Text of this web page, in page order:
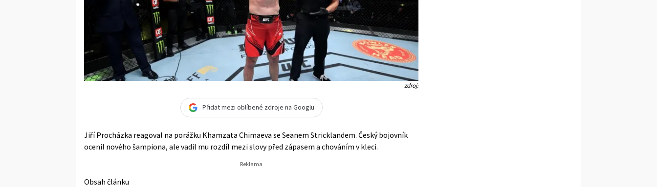
zdroj:
Přidat mezi oblíbené zdroje na Googlu
Jiří Procházka reagoval na porážku Khamzata Chimaeva se Seanem Stricklandem. Český bojovník
ocenil nového šampiona, ale vadil mu rozdíl mezi slovy před zápasem a chováním v kleci.
Obsah článku